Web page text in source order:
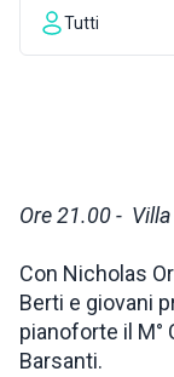
Tutti
Ore 21.00 -
Con Nicholas
Berti e giovani
pianoforte il M°
Barsanti.